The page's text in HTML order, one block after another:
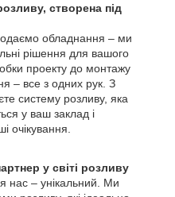
створена під
обладнання – ми
рішення для вашого
проекту до монтажу
– все з одних рук. З
систему розливу, яка
у ваш заклад і
очікування.
у світі розливу
нас – унікальний. Ми